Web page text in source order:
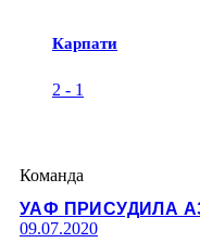
Карпати
2 - 1
Команда
УАФ ПРИСУДИЛА
09.07.2020